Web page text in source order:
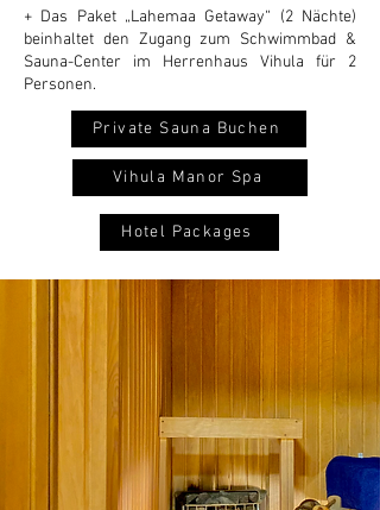
+ Das Paket „Lahemaa Getaway“ (2 Nächte)
beinhaltet den Zugang zum Schwimmbad &
Sauna-Center im Herrenhaus Vihula für 2
Personen.
Private Sauna Buchen
Vihula Manor Spa
Hotel Packages